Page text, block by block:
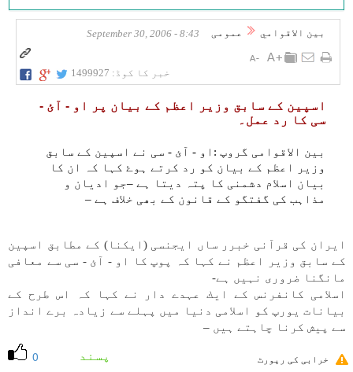
بين الاقوامي عمومی 8:43 - September 30, 2006
خبر کا کوڈ: 1499927
اسپين كے سابق وزير اعظم كے بيان پر او - آئ -
سی كا رد عمل۔
بين الاقوامی گروپ :او - آئ - سی نے اسپين كے سابق
وزير اعظم كے بيان كو رد كرتے ہوۓ كہا كہ ان كا
بيان اسلام دشمنی كا پتہ ديتا ہے –جو اديان و
مذاہب كی گفتگو كے قانون كے بھی خلاف ہے –
ايران كی قرآنی خبرر ساں ايجنسی (ايكنا) كے مطابق اسپين
كے سابق وزير اعظم نے كہا كہ پوپ كا او - آئ - سی سے معافی
مانگنا ضروری نہیں ہے-
اسلامی كانفرنس كے ايك عہدے دار نے كہا كہ اس طرح كے
بيانات يورپ كو اسلامی دنيا میں پہلے سے زيادہ برے انداز
سے پيش كرنا چاہتے ہیں –
0 پسند خرابی کی رپورٹ